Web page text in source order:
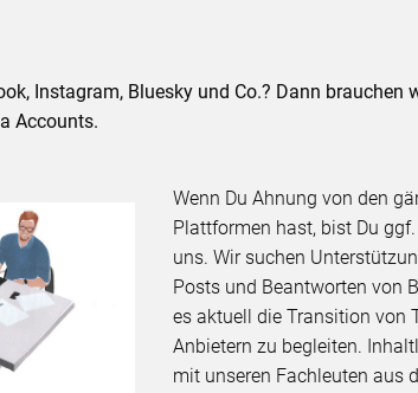
Instagram, Bluesky und Co.? Dann brauchen
Accounts.
Wenn Du Ahnung von den
Plattformen hast, bist Du
uns. Wir suchen
Posts und Beantworten von
es aktuell die Transition von
Anbietern zu begleiten.
mit unseren Fachleuten aus